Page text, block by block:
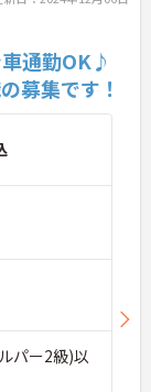
通勤OK♪
募集です！
パー2級)以